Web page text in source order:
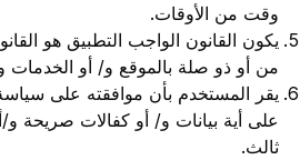
وقت من الأوقات.
يكون القانون الواجب التطبيق هو
من أو ذو صلة بالموقع و/ أو
يقر المستخدم بأن موافقته على
على أية بيانات و/ أو كفالات
ثالث.